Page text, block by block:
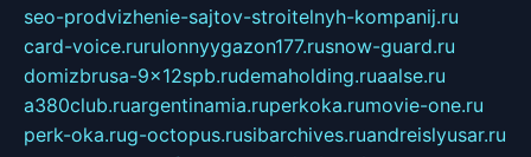
seo-prodvizhenie-sajtov-stroitelnyh-kompanij.ru
card-voice.rurulonnyygazon177.rusnow-guard.ru
domizbrusa-9x12spb.rudemaholding.ruaalse.ru
a380club.ruargentinamia.ruperkoka.rumovie-one.ru
perk-oka.rug-octopus.rusibarchives.ruandreislyusar.ru